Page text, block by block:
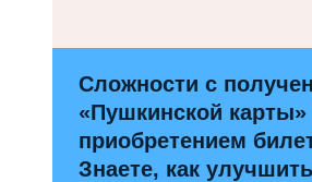
Сложности с
«Пушкинской карты»
приобретением
Знаете, как